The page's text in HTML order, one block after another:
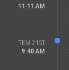
11:11 AM
TEM 21ST
9:40 AM